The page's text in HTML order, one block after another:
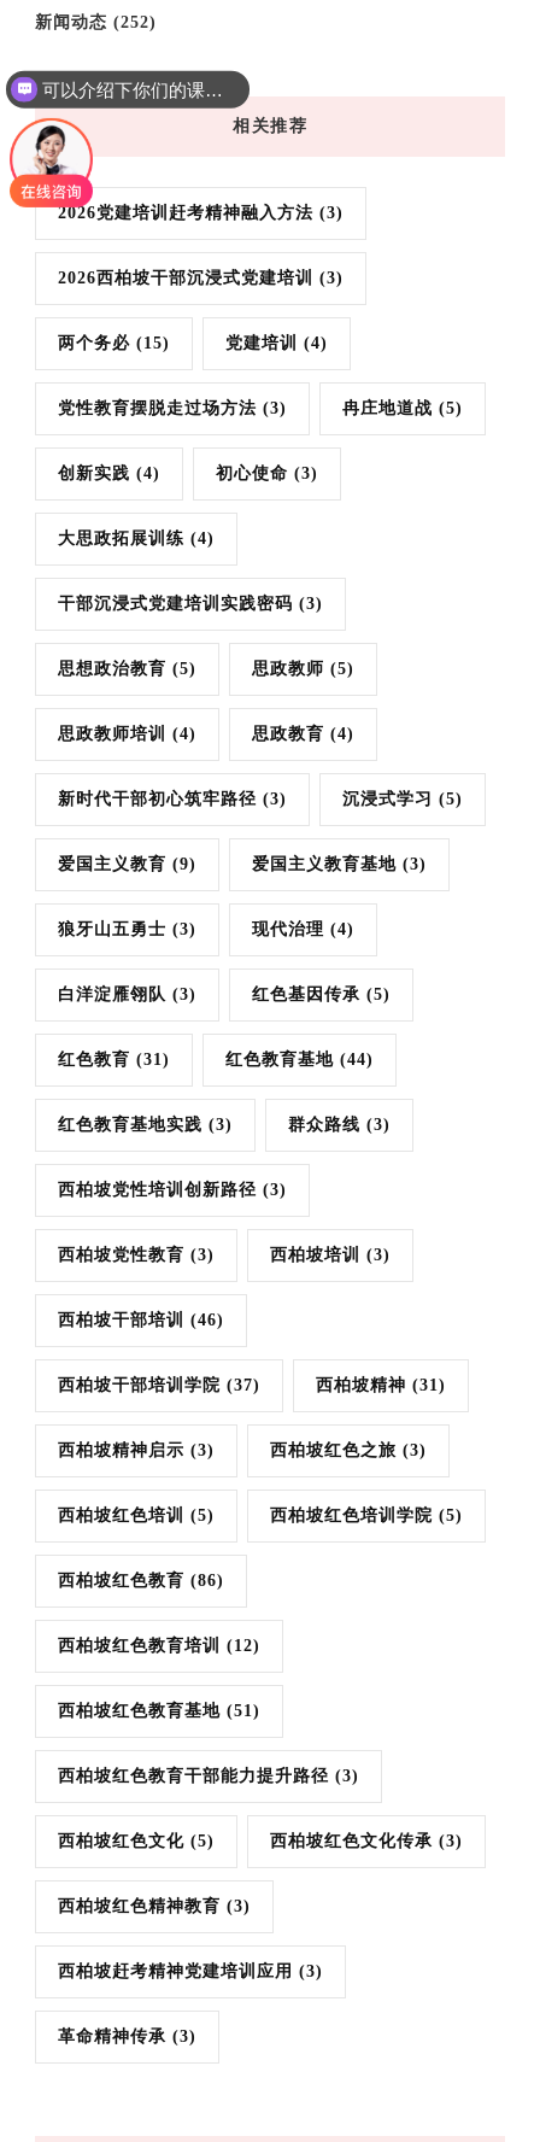
新闻动态 (252)
相关推荐
2026党建培训赶考精神融入方法 (3)
2026西柏坡干部沉浸式党建培训 (3)
两个务必 (15) 党建培训 (4)
党性教育摆脱走过场方法 (3) 冉庄地道战 (5)
创新实践 (4) 初心使命 (3)
大思政拓展训练 (4)
干部沉浸式党建培训实践密码 (3)
思想政治教育 (5) 思政教师 (5)
思政教师培训 (4) 思政教育 (4)
新时代干部初心筑牢路径 (3) 沉浸式学习 (5)
爱国主义教育 (9) 爱国主义教育基地 (3)
狼牙山五勇士 (3) 现代治理 (4)
白洋淀雁翎队 (3) 红色基因传承 (5)
红色教育 (31) 红色教育基地 (44)
红色教育基地实践 (3) 群众路线 (3)
西柏坡党性培训创新路径 (3)
西柏坡党性教育 (3) 西柏坡培训 (3)
西柏坡干部培训 (46)
西柏坡干部培训学院 (37) 西柏坡精神 (31)
西柏坡精神启示 (3) 西柏坡红色之旅 (3)
西柏坡红色培训 (5) 西柏坡红色培训学院 (5)
西柏坡红色教育 (86)
西柏坡红色教育培训 (12)
西柏坡红色教育基地 (51)
西柏坡红色教育干部能力提升路径 (3)
西柏坡红色文化 (5) 西柏坡红色文化传承 (3)
西柏坡红色精神教育 (3)
西柏坡赶考精神党建培训应用 (3)
革命精神传承 (3)
可以介绍下你们的课程吗？
你们是怎么收费的呢